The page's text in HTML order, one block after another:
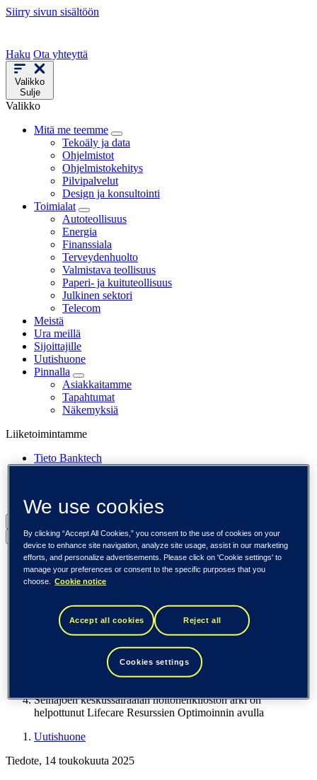
Siirry sivun sisältöön
Haku Ota yhteyttä
Valikko
Sulje
Valikko
Mitä me teemme
Tekoäly ja data
Ohjelmistot
Ohjelmistokehitys
Pilvipalvelut
Design ja konsultointi
Toimialat
Autoteollisuus
Energia
Finanssiala
Terveydenhuolto
Valmistava teollisuus
Paperi- ja kuituteollisuus
Julkinen sektori
Telecom
Meistä
Ura meillä
Sijoittajille
Uutishuone
Pinnalla
Asiakkaitamme
Tapahtumat
Näkemyksiä
Liiketoimintamme
Tieto Banktech
Back to menu
Globaali (English)
DACH (Deutsch)
Espanja / Iberia (español)
Norja (norsk)
Suomi (suomi)
Yhdysvallat (English)
Seinäjoen keskussairaalan hoitohenkilöstön arki on
helpottunut Lifecare Resurssien Optimoinnin avulla
Uutishuone
Tiedote, 14 toukokuuta 2025
We use cookies
By clicking “Accept All Cookies,” you consent to the use of cookies on your
device to enhance site navigation, analyze site usage, assist in our marketing
efforts, and personalize advertisements. Please click on 'Cookie settings' to
manage your preferences or consent to the specific purposes that you
choose.
Cookie notice
Accept all cookies Reject all
Cookies settings